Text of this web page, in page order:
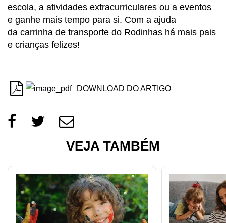
escola, a atividades extracurriculares ou a eventos
e ganhe mais tempo para si. Com a ajuda
da carrinha de transporte do Rodinhas há mais pais
e crianças felizes!
DOWNLOAD DO ARTIGO
VEJA TAMBÉM